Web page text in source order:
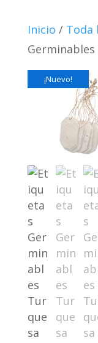
Inicio / Toda
Germinables
¡Nuevo!